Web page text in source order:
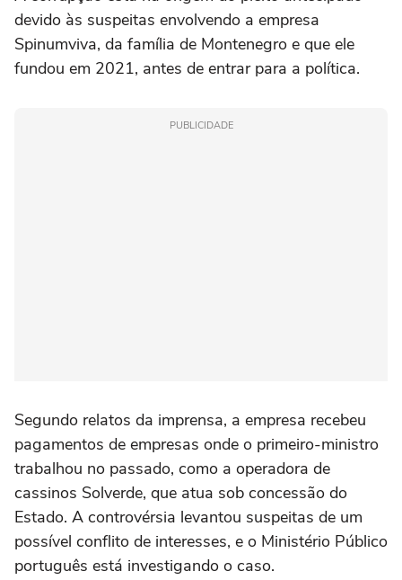
devido às suspeitas envolvendo a empresa
Spinumviva, da família de Montenegro e que ele
fundou em 2021, antes de entrar para a política.
PUBLICIDADE
Segundo relatos da imprensa, a empresa recebeu
pagamentos de empresas onde o primeiro-ministro
trabalhou no passado, como a operadora de
cassinos Solverde, que atua sob concessão do
Estado. A controvérsia levantou suspeitas de um
possível conflito de interesses, e o Ministério Público
português está investigando o caso.